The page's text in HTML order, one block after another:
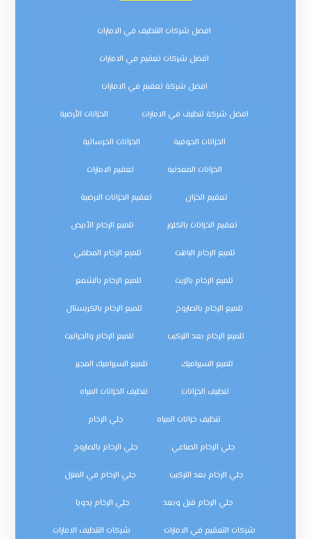
افضل شركات التنظيف في الامارات
افضل شركات تعقيم في الامارات
افضل شركة تعقيم في الامارات
افضل شركة تنظيف في الامارات الخزانات الأرضية
الخزانات الجوفية الخزانات الخرسانية
الخزانات المعدنية تعقيم الامارات
تعقيم الخزان تعقيم الخزانات الارضية
تعقيم الخزانات بالكلور تلميع الرخام الأبيض
تلميع الرخام الباهت تلميع الرخام المطفي
تلميع الرخام بالزيت تلميع الرخام بالشمع
تلميع الرخام بالصاروخ تلميع الرخام بالكريستال
تلميع الرخام بعد التركيب تلميع الرخام والجرانيت
تلميع السيراميك تلميع السيراميك المجير
تنظيف الخزانات تنظيف الخزانات المياه
تنظيف خزانات المياه جلي الرخام
جلي الرخام الصناعي جلي الرخام بالصاروخ
جلي الرخام بعد التركيب جلي الرخام في المنزل
جلي الرخام قبل وبعد جلي الرخام يدويا
شركات التعقيم في الامارات شركات التنظيف الامارات